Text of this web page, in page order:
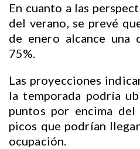
En cuanto a las
del verano, se prevé
de enero alcance una
75%.
Las proyecciones
la temporada podría
puntos por encima
picos que podrían
ocupación.